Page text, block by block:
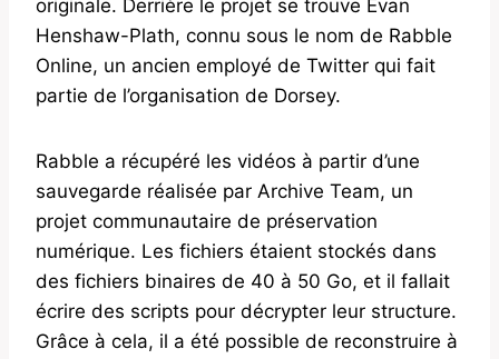
originale. Derrière le projet se trouve Evan
Henshaw-Plath, connu sous le nom de Rabble
Online, un ancien employé de Twitter qui fait
partie de l’organisation de Dorsey.
Rabble a récupéré les vidéos à partir d’une
sauvegarde réalisée par Archive Team, un
projet communautaire de préservation
numérique. Les fichiers étaient stockés dans
des fichiers binaires de 40 à 50 Go, et il fallait
écrire des scripts pour décrypter leur structure.
Grâce à cela, il a été possible de reconstruire à